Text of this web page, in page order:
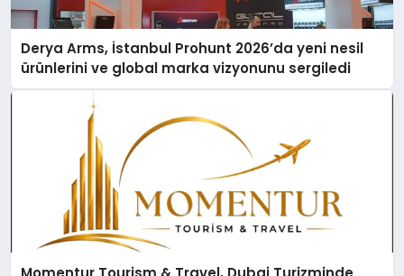
Derya Arms, İstanbul Prohunt 2026’da yeni nesil
ürünlerini ve global marka vizyonunu sergiledi